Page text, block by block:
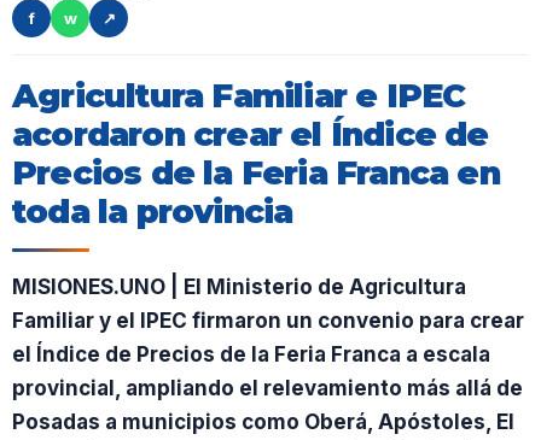
f
w ↗
Agricultura Familiar e IPEC
acordaron crear el Índice de
Precios de la Feria Franca en
toda la provincia
MISIONES.UNO | El Ministerio de Agricultura
Familiar y el IPEC firmaron un convenio para crear
el Índice de Precios de la Feria Franca a escala
provincial, ampliando el relevamiento más allá de
Posadas a municipios como Oberá, Apóstoles, El